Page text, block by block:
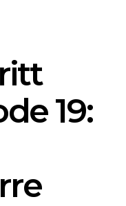
19: